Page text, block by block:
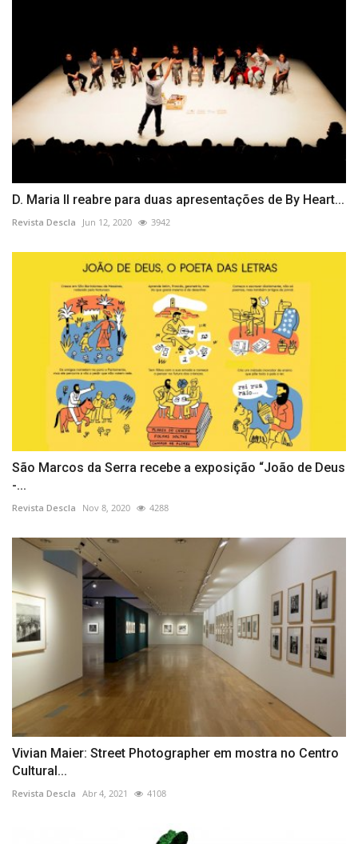
D. Maria II reabre para duas apresentações de By Heart...
Revista Descla Jun 12, 2020 3942
São Marcos da Serra recebe a exposição “João de Deus
-...
Revista Descla Nov 8, 2020 4288
Vivian Maier: Street Photographer em mostra no Centro
Cultural...
Revista Descla Abr 4, 2021 4108